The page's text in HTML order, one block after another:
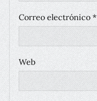
Correo electrónico*
Web